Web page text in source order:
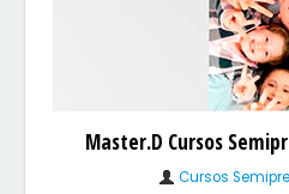
Master.D Cursos
Cursos